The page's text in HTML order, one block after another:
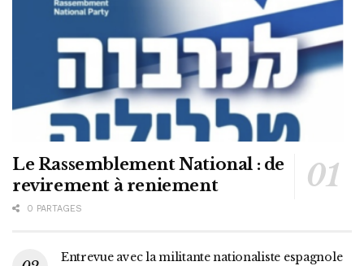
Le Rassemblement National : de
revirement à reniement
0 PARTAGES
Entrevue avec la militante nationaliste espagnole